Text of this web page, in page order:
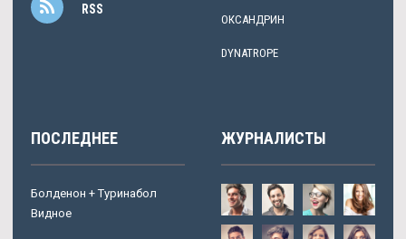
RSS
ОКСАНДРИН
DYNATROPE
ПОСЛЕДНЕЕ
Болденон + Туринабол
Видное
ЖУРНАЛИСТЫ